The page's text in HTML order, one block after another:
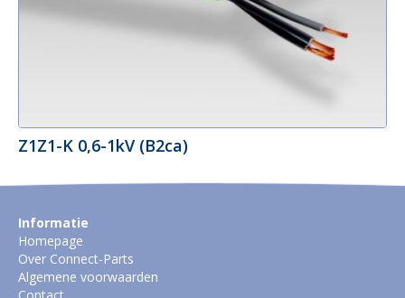
Z1Z1-K 0,6-1kV (B2ca)
Informatie
Homepage
Over Connect-Parts
Algemene voorwaarden